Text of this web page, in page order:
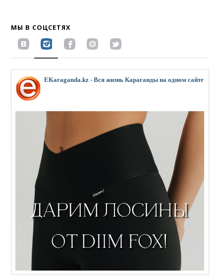
МЫ В СОЦСЕТЯХ
EKaraganda.kz - Вся жизнь Караганды на одном сайте